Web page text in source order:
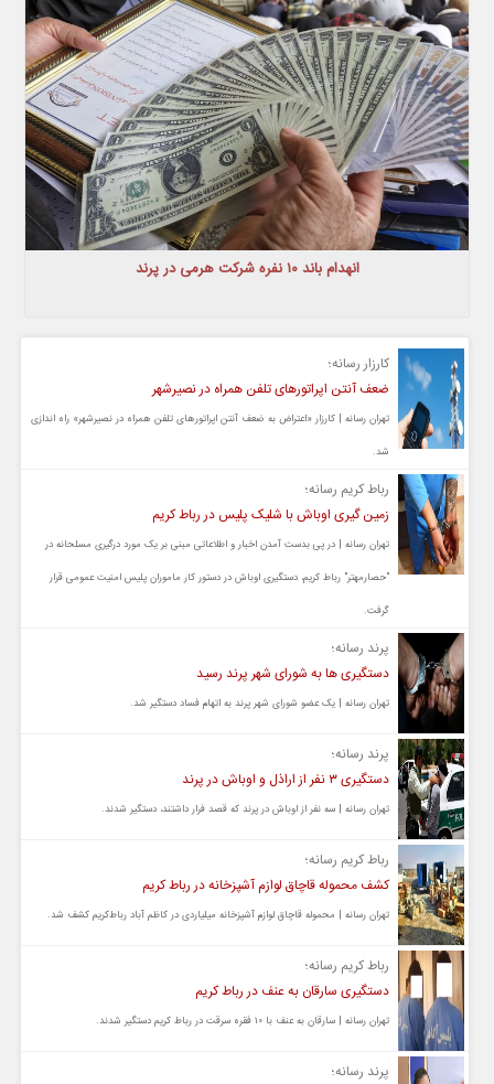
انهدام باند ۱۰ نفره شرکت هرمی در پرند
کارزار رسانه؛
ضعف آنتن اپراتورهای تلفن همراه در نصیرشهر
تهران رسانه | کارزار «اعتراض به ضعف آنتن اپراتورهای تلفن همراه در نصیرشهر» راه اندازی
شد.
رباط کریم رسانه؛
زمین گیری اوباش با شلیک پلیس در رباط کریم
تهران رسانه | در پی بدست آمدن اخبار و اطلاعاتی مبنی بر یک مورد درگیری مسلحانه در
"حصارمهتر" رباط کریم، دستگیری اوباش در دستور کار ماموران پلیس امنیت عمومی قرار
گرفت.
پرند رسانه؛
دستگیری ها به شورای شهر پرند رسید
تهران رسانه | یک عضو شورای شهر پرند به اتهام فساد دستگیر شد.
پرند رسانه؛
دستگیری ٣ نفر از اراذل و اوباش در پرند
تهران رسانه | سه نفر از اوباش در پرند که قصد فرار داشتند، دستگیر شدند.
رباط کریم رسانه؛
کشف محموله قاچاق لوازم آشپزخانه در رباط کریم
تهران رسانه | محموله قاچاق لوازم آشپزخانه میلیاردی در کاظم آباد رباط‌کریم کشف شد.
رباط کریم رسانه؛
دستگیری سارقان به عنف در رباط کریم
تهران رسانه | سارقان به عنف با ۱۰ فقره سرقت در رباط کریم دستگیر شدند.
پرند رسانه؛